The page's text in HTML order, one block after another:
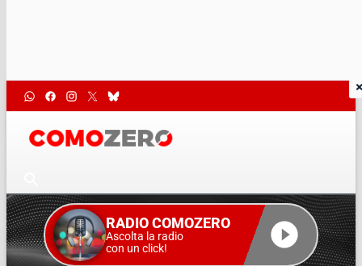
RADIO COMOZERO
Ascolta la radio
con un click!